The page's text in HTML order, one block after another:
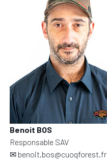
Benoit BOS
Responsable SAV
✉ benoit.bos@cuoqforest.fr